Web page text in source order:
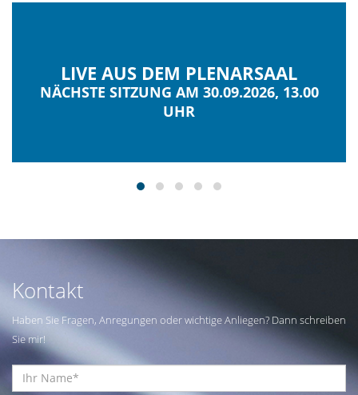
LIVE AUS DEM PLENARSAAL
NÄCHSTE SITZUNG AM 30.09.2026, 13.00
UHR
Kontakt
Haben Sie Fragen, Anregungen oder wichtige Anliegen? Dann schreiben
Sie mir!